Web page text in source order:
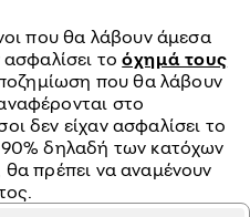
που θα λάβουν άμεσα
ασφαλίσει τοόχημά τους
που θα λάβουν
στο
δεν είχαν ασφαλίσει το
90% δηλαδή των κατόχων
πρέπει να αναμένουν